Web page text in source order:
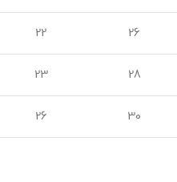
26
22
28
23
30
26